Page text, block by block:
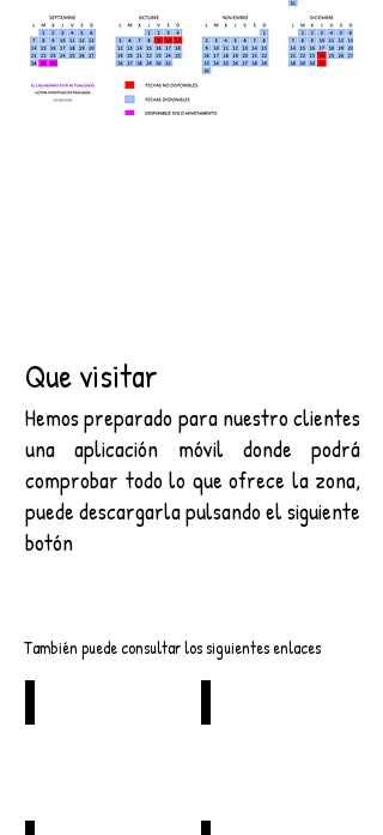
Que visitar
Hemos preparado para nuestro clientes
una aplicación móvil donde podrá
comprobar todo lo que ofrece la zona,
puede descargarla pulsando el siguiente
botón
También puede consultar los siguientes enlaces